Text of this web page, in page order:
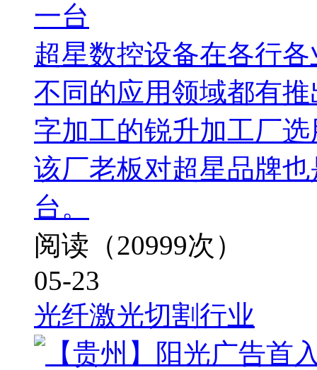
一台
超星数控设备在各行
不同的应用领域都有
字加工的锐升加工厂
该厂老板对超星品牌
台。
阅读（20999次）
05-23
光纤激光切割行业